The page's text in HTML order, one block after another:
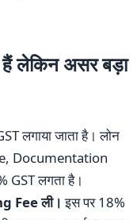
लेकिन असर बड़ा
लगाया जाता है। लोन
Documentation
GST लगता है।
Fee ली। इस पर 18%